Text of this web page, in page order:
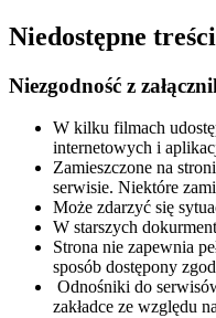
Niedostępne treści
Niezgodność z
W kilku filmach
internetowych i
Zamieszczone na
serwisie. Niektóre
Może zdarzyć się
W starszych
Strona nie zapewnia
sposób dostępony
Odnośniki do
zakładce ze względu